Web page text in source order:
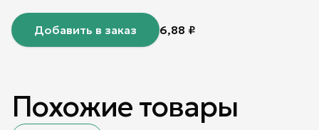
Добавить в заказ 6,88 ₽
Похожие товары